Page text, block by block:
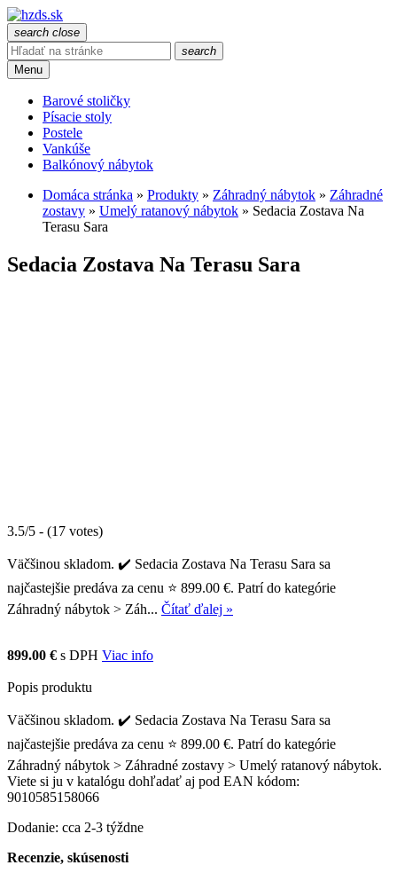
search close
search
Menu
Barové stoličky
Písacie stoly
Postele
Vankúše
Balkónový nábytok
Domáca stránka » Produkty » Záhradný nábytok » Záhradné
zostavy » Umelý ratanový nábytok » Sedacia Zostava Na
Terasu Sara
Sedacia Zostava Na Terasu Sara
3.5/5 - (17 votes)
Väčšinou skladom. ✔️ Sedacia Zostava Na Terasu Sara sa
najčastejšie predáva za cenu ⭐ 899.00 €. Patrí do kategórie
Záhradný nábytok > Záh... Čítať ďalej »
899.00 € s DPH Viac info
Popis produktu
Väčšinou skladom. ✔️ Sedacia Zostava Na Terasu Sara sa
najčastejšie predáva za cenu ⭐ 899.00 €. Patrí do kategórie
Záhradný nábytok > Záhradné zostavy > Umelý ratanový nábytok.
Viete si ju v katalógu dohľadať aj pod EAN kódom:
9010585158066
Dodanie: cca 2-3 týždne
Recenzie, skúsenosti